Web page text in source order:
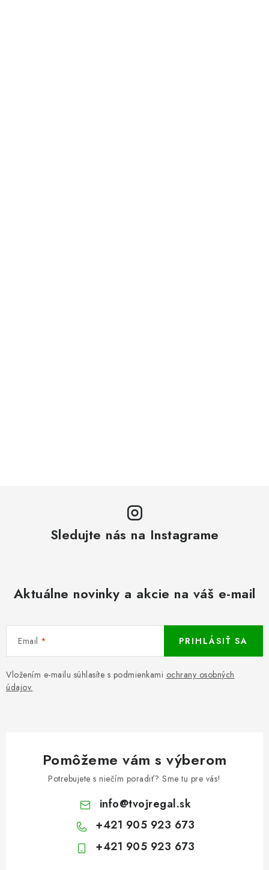
Sledujte nás na Instagrame
Aktuálne novinky a akcie na váš e-mail
Email
Vložením e-mailu súhlasíte s podmienkami ochrany osobných
údajov.
PRIHLÁSIŤ SA
Pomôžeme vám s výberom
Potrebujete s niečím poradiť? Sme tu pre vás!
info@tvojregal.sk
+421 905 923 673
+421 905 923 673